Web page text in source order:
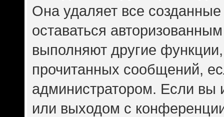
Она удаляет все
оставаться
выполняют другие
прочитанных сообщений,
администратором. Если вы
или выходом с